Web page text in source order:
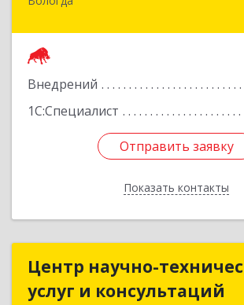
Внедрений
1С:Специалист
Отправить заявку
Показать контакты
Отправить заявку
Назад
Центр научно-
услуг и консультаций
Центр научно-
услуг и